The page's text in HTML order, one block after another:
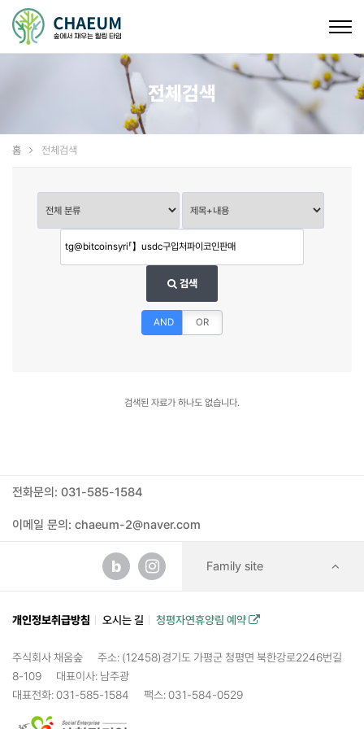
전체검색
홈 전체검색
검색
AND OR
검색된 자료가 하나도 없습니다.
전화문의: 031-585-1584
이메일 문의: chaeum-2@naver.com
b Family site
개인정보취급방침 오시는 길 청평자연휴양림 예약
주식회사 채움숲
주소: (12458)경기도 가평군 청평면 북한강로2246번길
8-109
대표이사: 남주광
대표전화: 031-585-1584
팩스: 031-584-0529